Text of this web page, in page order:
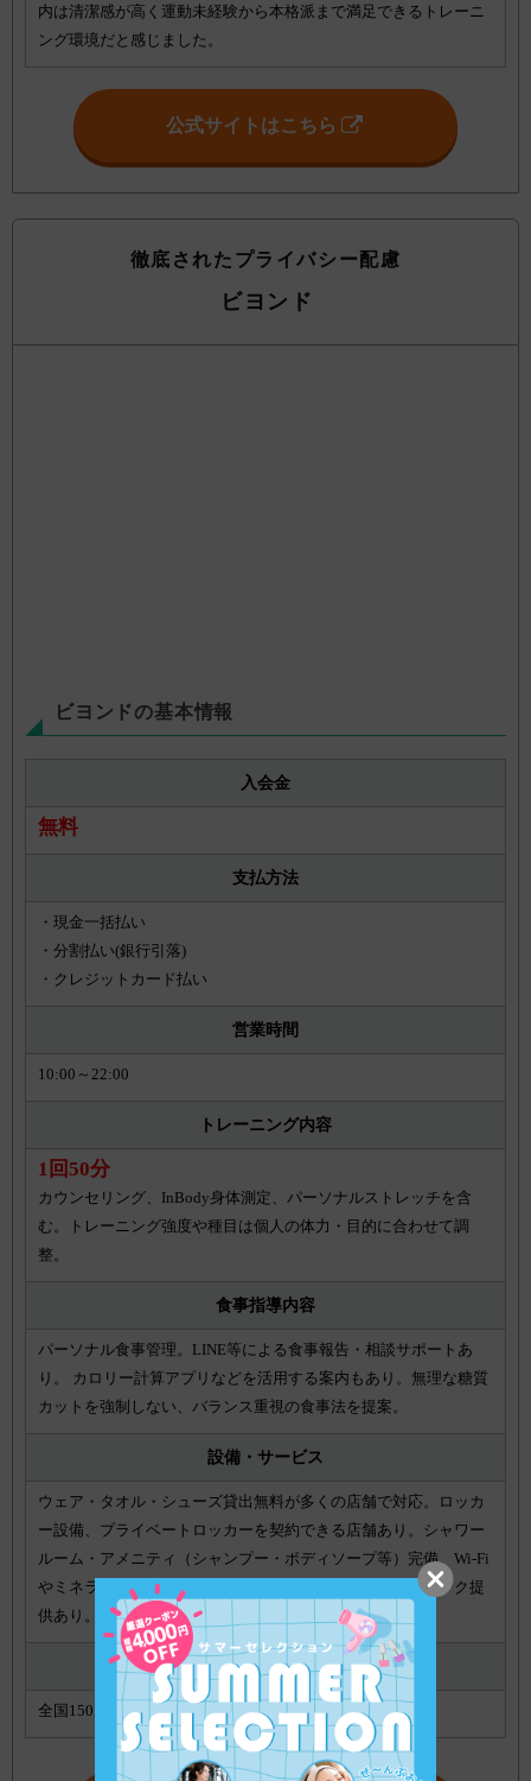
内は清潔感が高く運動未経験から本格派まで満足できるトレーニ
ング環境だと感じました。
公式サイトはこちら
徹底されたプライバシー配慮
ビヨンド
ビヨンドの基本情報
入会金
無料
支払方法
・現金一括払い
・分割払い(銀行引落)
・クレジットカード払い
営業時間
10:00～22:00
トレーニング内容
1回50分
カウンセリング、InBody身体測定、パーソナルストレッチを含
む。トレーニング強度や種目は個人の体力・目的に合わせて調
整。
食事指導内容
パーソナル食事管理。LINE等による食事報告・相談サポートあ
り。 カロリー計算アプリなどを活用する案内もあり。無理な糖質
カットを強制しない、バランス重視の食事法を提案。
設備・サービス
ウェア・タオル・シューズ貸出無料が多くの店舗で対応。ロッカ
ー設備、プライベートロッカーを契約できる店舗あり。シャワー
ルーム・アメニティ（シャンプー・ボディソープ等）完備。Wi-Fi
やミネラルウォーター無料提供あり。無料プロテインドリンク提
供あり。
店舗数
全国150店舗